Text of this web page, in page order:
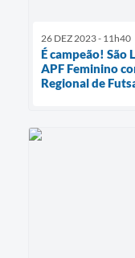
26 DEZ 2023 - 11h40
É campeão! São
APF Feminino
Regional de